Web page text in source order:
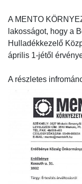
A MENTO
lakosságot, hogy a
Hulladékkezelő
április 1-jétől
A részletes